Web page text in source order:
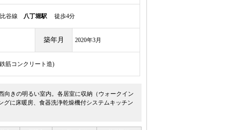
比谷線 八丁堀駅 徒歩4分
築年月 2020年3月
筋コンクリート造)
きの明るい室内。各居室に収納（ウォークイン
に床暖房、食器洗浄乾燥機付システムキッチン